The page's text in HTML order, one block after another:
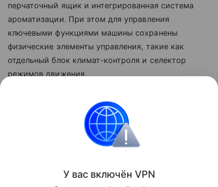
перчаточный ящик и интегрированная система
ароматизации. При этом для управления
ключевыми функциями машины сохранены
физические элементы управления, такие как
отдельный блок климат-контроля и селектор
режимов движения.
Esteo - совместный бренд российской компании
"АГР" и китайская Defetoo. Это уже четвертый
совместный проект - после Tenet, Tenet Plus и
Поделиться
У вас включён VPN